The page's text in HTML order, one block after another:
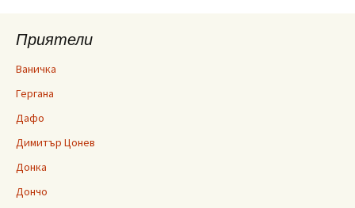
Приятели
Ваничка
Гергана
Дафо
Димитър Цонев
Донка
Дончо